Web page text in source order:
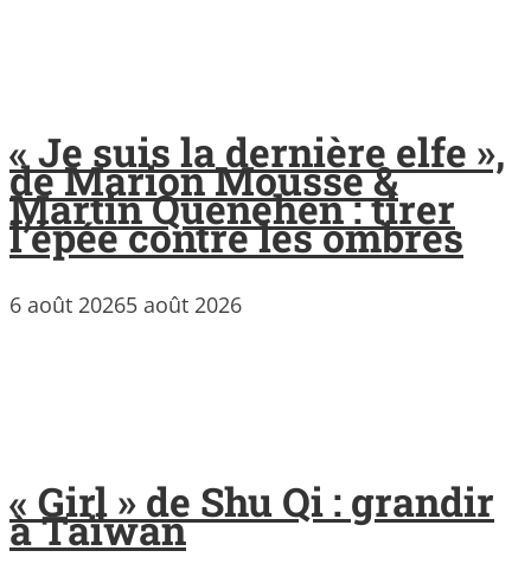
« Je suis la dernière elfe »,
de Marion Mousse &
Martin Quenehen : tirer
l’épée contre les ombres
6 août 20265 août 2026
« Girl » de Shu Qi : grandir
à Taïwan